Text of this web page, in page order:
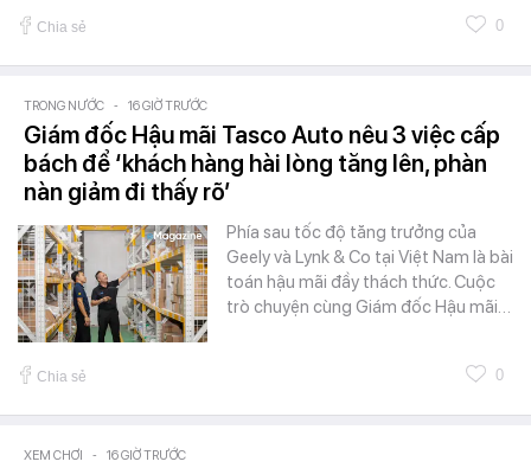
Chia sẻ 0
TRONG NƯỚC - 16 GIỜ TRƯỚC
Giám đốc Hậu mãi Tasco Auto nêu 3 việc cấp
bách để ‘khách hàng hài lòng tăng lên, phàn
nàn giảm đi thấy rõ’
Phía sau tốc độ tăng trưởng của
Geely và Lynk & Co tại Việt Nam là bài
toán hậu mãi đầy thách thức. Cuộc
trò chuyện cùng Giám đốc Hậu mãi…
Chia sẻ 0
XEM CHƠI - 16 GIỜ TRƯỚC